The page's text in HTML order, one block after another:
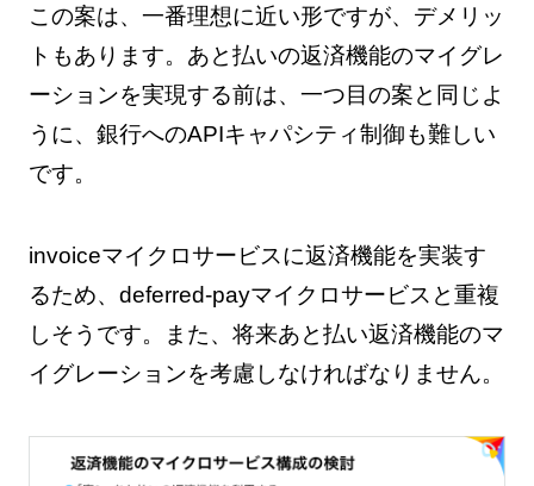
この案は、一番理想に近い形ですが、デメリッ
トもあります。あと払いの返済機能のマイグレ
ーションを実現する前は、一つ目の案と同じよ
うに、銀行へのAPIキャパシティ制御も難しい
です。
invoiceマイクロサービスに返済機能を実装す
るため、deferred-payマイクロサービスと重複
しそうです。また、将来あと払い返済機能のマ
イグレーションを考慮しなければなりません。